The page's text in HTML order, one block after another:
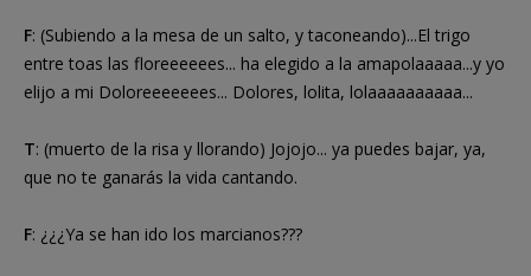
F: (Subiendo a la mesa de un salto, y taconeando)...El trigo
entre toas las floreeeeees... ha elegido a la amapolaaaaa...y yo
elijo a mi Doloreeeeeees... Dolores, lolita, lolaaaaaaaaaa...
T: (muerto de la risa y llorando) Jojojo... ya puedes bajar, ya,
que no te ganarás la vida cantando.
F: ¿¿¿Ya se han ido los marcianos???